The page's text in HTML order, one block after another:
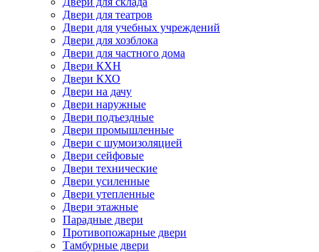
Двери для театров
Двери для учебных учреждений
Двери для хозблока
Двери для частного дома
Двери КХН
Двери КХО
Двери на дачу
Двери наружные
Двери подъездные
Двери промышленные
Двери с шумоизоляцией
Двери сейфовые
Двери технические
Двери усиленные
Двери утепленные
Двери этажные
Парадные двери
Противопожарные двери
Тамбурные двери